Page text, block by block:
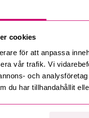
cookies
för att anpassa
vår trafik. Vi
och
du har tillhandahållit